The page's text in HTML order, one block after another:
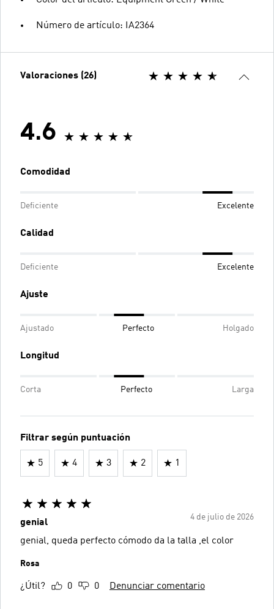
Número de artículo: IA2364
Valoraciones (26)
4.6
Comodidad
Deficiente Excelente
Calidad
Deficiente Excelente
Ajuste
Ajustado Perfecto Holgado
Longitud
Corta Perfecto Larga
Filtrar según puntuación
5 4 3 2 1
4 de julio de 2026
genial
genial, queda perfecto cómodo da la talla ,el color
Rosa
¿Útil? 0 0 Denunciar comentario